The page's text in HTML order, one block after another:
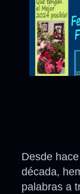
Desde
década,
palabras a